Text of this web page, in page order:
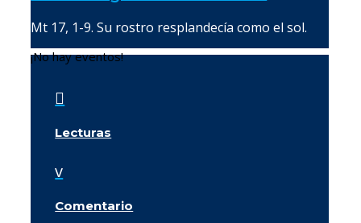
Mt 17, 1-9. Su rostro resplandecía como el sol.
¡No hay eventos!

Lecturas
v
Comentario